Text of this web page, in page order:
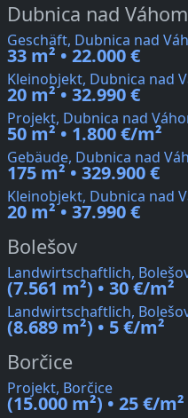
Dubnica nad Váhom
Geschäft, Dubnica nad
33 m² • 22.000 €
Kleinobjekt, Dubnica nad
20 m² • 32.990 €
Projekt, Dubnica nad
50 m² • 1.800 €/m²
Gebäude, Dubnica nad
175 m² • 329.900 €
Kleinobjekt, Dubnica nad
20 m² • 37.990 €
Bolešov
Landwirtschaftlich,
(7.561 m²) • 30 €/m²
Landwirtschaftlich,
(8.689 m²) • 5 €/m²
Borčice
Projekt, Borčice
(15.000 m²) • 25 €/m²